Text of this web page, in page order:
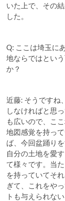
いた上で、その
した。
Q: ここは埼玉に
地ならではとい
か？
近藤: そうですね
しなければと思
も広いので、こ
地図感覚を持っ
ば、今回盆踊り
自分の土地を愛
て様々です。当
を持っていてそ
ぎて、これをや
トも与えられな